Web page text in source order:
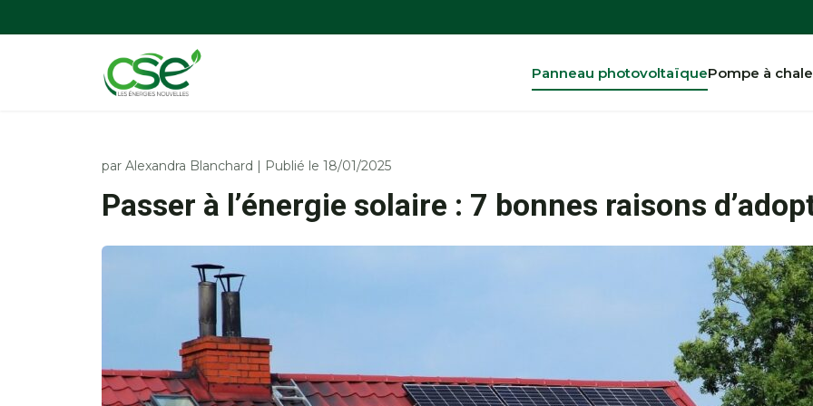
Panneau photovoltaïquePompe à
par Alexandra Blanchard | Publié le 18/01/2025
Passer à l’énergie solaire : 7 bonnes raisons